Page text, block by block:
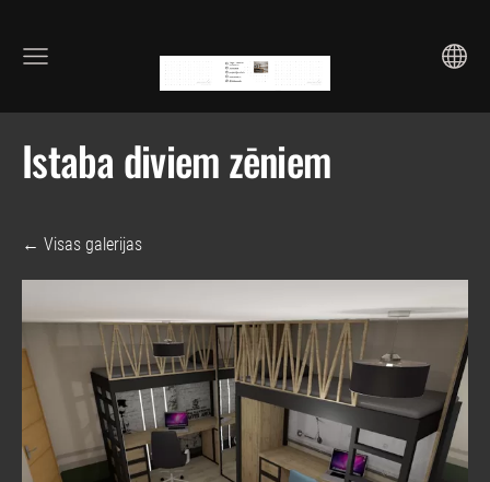
Istaba diviem zēniem
Visas galerijas